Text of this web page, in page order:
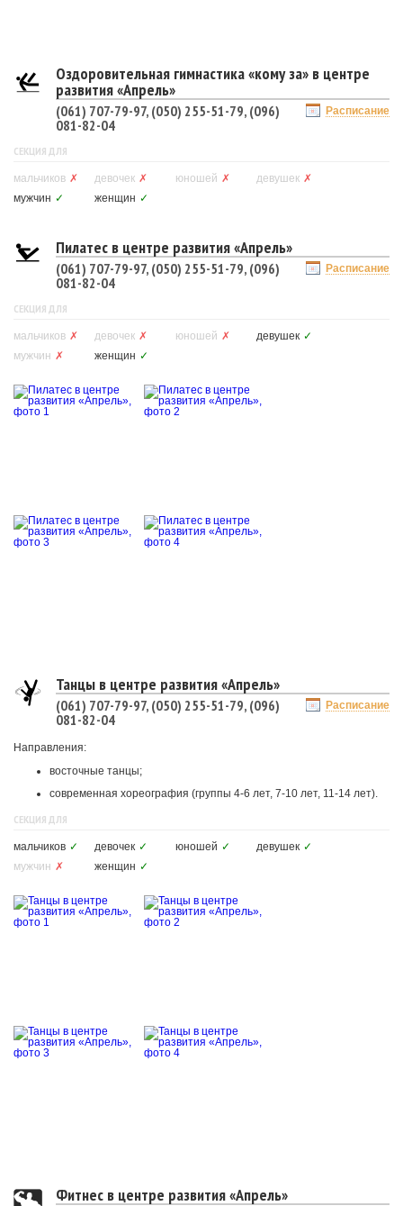
Оздоровительная гимнастика «кому за» в центре
развития «Апрель»
Расписание
(061) 707-79-97, (050) 255-51-79, (096)
081-82-04
СЕКЦИЯ ДЛЯ
мальчиков ✗ девочек ✗ юношей ✗ девушек ✗
мужчин ✓ женщин ✓
Пилатес в центре развития «Апрель»
Расписание
(061) 707-79-97, (050) 255-51-79, (096)
081-82-04
СЕКЦИЯ ДЛЯ
мальчиков ✗ девочек ✗ юношей ✗ девушек ✓
мужчин ✗ женщин ✓
Танцы в центре развития «Апрель»
Расписание
(061) 707-79-97, (050) 255-51-79, (096)
081-82-04
Направления:
восточные танцы;
современная хореография (группы 4-6 лет, 7-10 лет, 11-14 лет).
СЕКЦИЯ ДЛЯ
мальчиков ✓ девочек ✓ юношей ✓ девушек ✓
мужчин ✗ женщин ✓
Фитнес в центре развития «Апрель»